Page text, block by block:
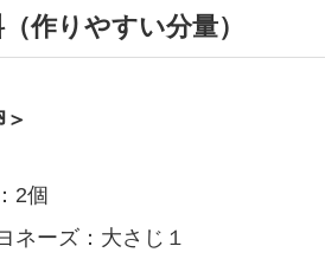
作りやすい分量）
2個
ネーズ：大さじ１